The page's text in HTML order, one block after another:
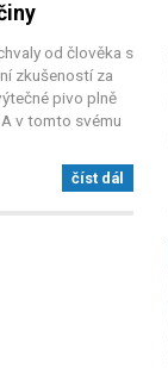
od člověka s
zkušeností za
pivo plně
v tomto svému
číst dál